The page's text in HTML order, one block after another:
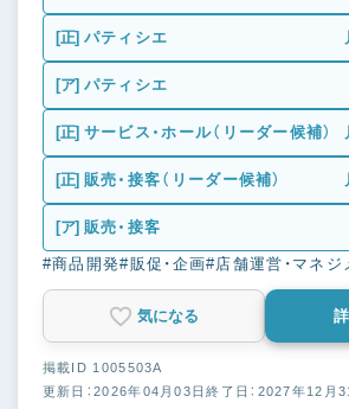
[正] パティシエ
[ア] パティシエ
[正] サービス・ホール（リーダー候補）
[正] 販売・接客（リーダー候補）
[ア] 販売・接客
#商品開発#販促・企画#店舗運営・マネジ
気になる
掲載ID 1005503A
更新日：2026年04月03日終了日：2027年12月